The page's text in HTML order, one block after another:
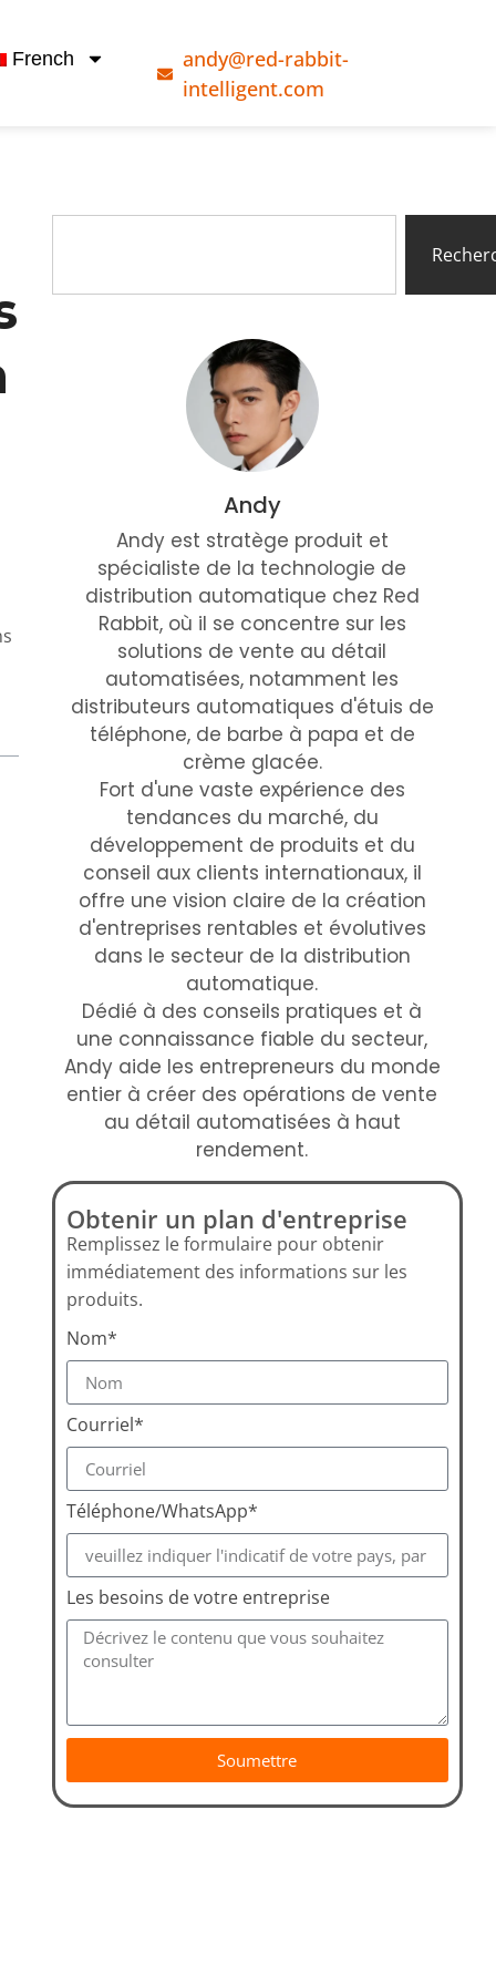
French
andy@red-rabbit-
intelligent.com
Andy
Andy est stratège produit et
spécialiste de la technologie de
distribution automatique chez Red
Rabbit, où il se concentre sur les
solutions de vente au détail
automatisées, notamment les
distributeurs automatiques d'étuis de
téléphone, de barbe à papa et de
crème glacée.
Fort d'une vaste expérience des
tendances du marché, du
développement de produits et du
conseil aux clients internationaux, il
offre une vision claire de la création
d'entreprises rentables et évolutives
dans le secteur de la distribution
automatique.
Dédié à des conseils pratiques et à
une connaissance fiable du secteur,
Andy aide les entrepreneurs du monde
entier à créer des opérations de vente
au détail automatisées à haut
rendement.
Obtenir un plan d'entreprise
Remplissez le formulaire pour obtenir
immédiatement des informations sur les
produits.
Nom*
Courriel*
Téléphone/WhatsApp*
Les besoins de votre entreprise
Soumettre